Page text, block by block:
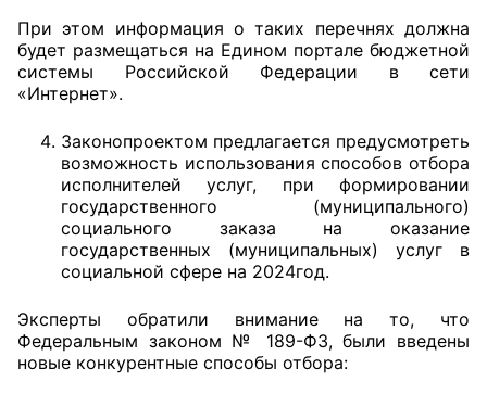
При этом информация о таких перечнях должна
будет размещаться на Едином портале бюджетной
системы Российской Федерации в сети
«Интернет».
Законопроектом предлагается предусмотреть
возможность использования способов отбора
исполнителей услуг, при формировании
государственного (муниципального)
социального заказа на оказание
государственных (муниципальных) услуг в
социальной сфере на 2024год.
Эксперты обратили внимание на то, что
Федеральным законом № 189-ФЗ, были введены
новые конкурентные способы отбора: